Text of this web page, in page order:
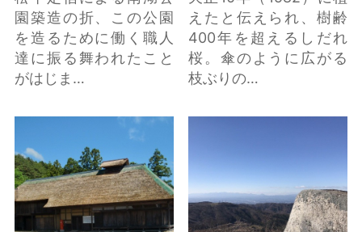
園築造の折、この公園
を造るために働く職人
達に振る舞われたこと
がはじま…
えたと伝えられ、樹齢
400年を超えるしだれ
桜。傘のように広がる
枝ぶりの…
伝承文化等保存伝習施
設 樹里庵 の詳細はこ
ちら